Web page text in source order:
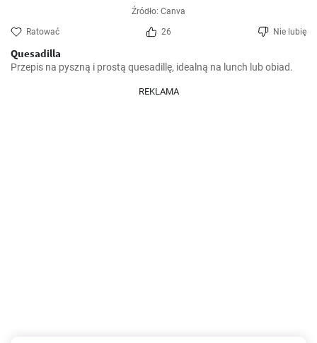
Źródło: Canva
Ratować 26 Nie lubię
Quesadilla
Przepis na pyszną i prostą quesadillę, idealną na lunch lub obiad.
REKLAMA